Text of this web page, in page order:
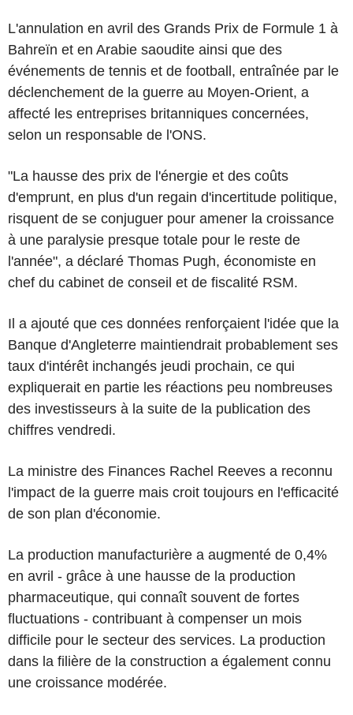
L'annulation en avril des Grands Prix de Formule 1 à
Bahreïn et en Arabie saoudite ainsi que des
événements de tennis et de football, entraînée par le
déclenchement de la guerre au Moyen-Orient, a
affecté les entreprises britanniques concernées,
selon un responsable de l'ONS.
"La hausse des prix de l'énergie et des coûts
d'emprunt, en plus d'un regain d'incertitude politique,
risquent de se conjuguer pour amener la croissance
à une paralysie presque totale pour le reste de
l'année", a déclaré Thomas Pugh, économiste en
chef du cabinet de conseil et de fiscalité RSM.
Il a ajouté que ces données renforçaient l'idée que la
Banque d'Angleterre maintiendrait probablement ses
taux d'intérêt inchangés jeudi prochain, ce qui
expliquerait en partie les réactions peu nombreuses
des investisseurs à la suite de la publication des
chiffres vendredi.
La ministre des Finances Rachel Reeves a reconnu
l'impact de la guerre mais croit toujours en l'efficacité
de son plan d'économie.
La production manufacturière a augmenté de 0,4%
en avril - grâce à une hausse de la production
pharmaceutique, qui connaît souvent de fortes
fluctuations - contribuant à compenser un mois
difficile pour le secteur des services. La production
dans la filière de la construction a également connu
une croissance modérée.